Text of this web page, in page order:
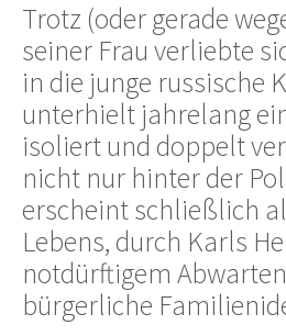
Trotz (oder gerade
seiner Frau verliebte
in die junge russische
unterhielt jahrelang
isoliert und doppelt
nicht nur hinter der
erscheint schließlich
Lebens, durch Karls
notdürftigem
bürgerliche